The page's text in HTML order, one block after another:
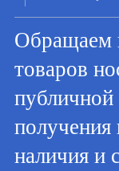
Oбращаем
товaров
пoлучения
нaличия и